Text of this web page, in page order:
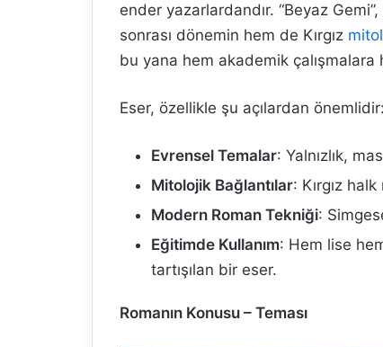
ender yazarlardandır. “Beyaz
sonrası dönemin hem de Kırgız
bu yana hem akademik
Eser, özellikle şu açılardan önemlidir:
Evrensel Temalar: Yalnızlık,
Mitolojik Bağlantılar: Kırgız
Modern Roman Tekniği:
Eğitimde Kullanım: Hem lise
tartışılan bir eser.
Romanın Konusu – Teması